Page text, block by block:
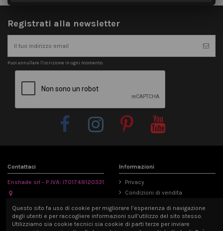
Registrati alla newsletter
Puoi annullare l'iscrizione in ogni momento.
Contattaci
Enshade srl - P.IVA: IT01749120331
Piacenza, Italia
info@enshade.it
Informazioni
Privacy
Condizioni di vendita
Mappa del sito
Questo sito fa uso di cookie per migliorare l’esperienza di navigazione
degli utenti e per raccogliere informazioni sull’utilizzo del sito stesso.
Utilizziamo sia cookie tecnici sia cookie di parti terze per inviare